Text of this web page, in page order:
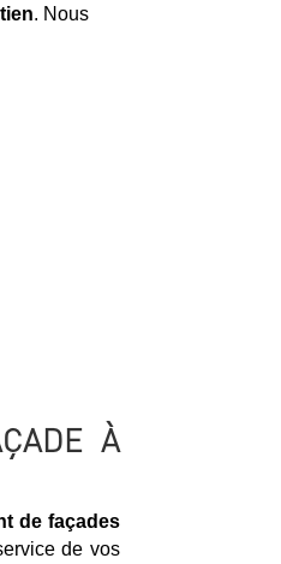
. Nous
À
de façades
de vos